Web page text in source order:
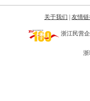
关于我们 友情
浙江民营
浙